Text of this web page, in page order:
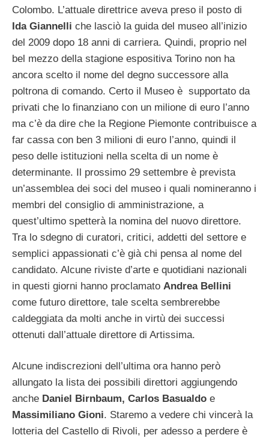
Colombo. L’attuale direttrice aveva preso il posto di
Ida Giannelli che lasciò la guida del museo all’inizio
del 2009 dopo 18 anni di carriera. Quindi, proprio nel
bel mezzo della stagione espositiva Torino non ha
ancora scelto il nome del degno successore alla
poltrona di comando. Certo il Museo è supportato da
privati che lo finanziano con un milione di euro l’anno
ma c’è da dire che la Regione Piemonte contribuisce a
far cassa con ben 3 milioni di euro l’anno, quindi il
peso delle istituzioni nella scelta di un nome è
determinante. Il prossimo 29 settembre è prevista
un’assemblea dei soci del museo i quali nomineranno i
membri del consiglio di amministrazione, a
quest’ultimo spetterà la nomina del nuovo direttore.
Tra lo sdegno di curatori, critici, addetti del settore e
semplici appassionati c’è già chi pensa al nome del
candidato. Alcune riviste d’arte e quotidiani nazionali
in questi giorni hanno proclamato Andrea Bellini
come futuro direttore, tale scelta sembrerebbe
caldeggiata da molti anche in virtù dei successi
ottenuti dall’attuale direttore di Artissima.
Alcune indiscrezioni dell’ultima ora hanno però
allungato la lista dei possibili direttori aggiungendo
anche Daniel Birnbaum, Carlos Basualdo e
Massimiliano Gioni. Staremo a vedere chi vincerà la
lotteria del Castello di Rivoli, per adesso a perdere è